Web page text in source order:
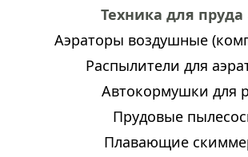
Техника для пруда
Аэраторы воздушные
Распылители для
Автокормушки для
Прудовые
Плавающие